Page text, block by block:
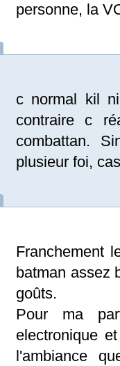
personne, la
c normal kil
contraire c
combattan.
plusieur foi,
Franchement
batman assez
goûts.
Pour ma
electronique
l'ambiance